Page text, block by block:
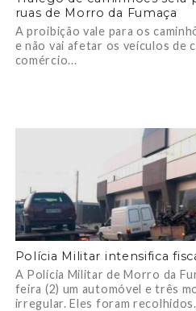
ruas de Morro da Fumaça
A proibição vale para os
e não vai afetar os veículos de
comércio...
Polícia Militar intensifica
A Polícia Militar de Morro da
feira (2) um automóvel e três
irregular. Eles foram